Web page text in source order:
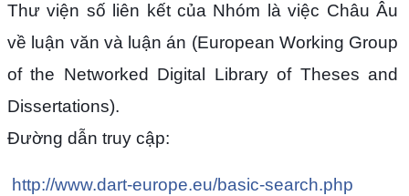
Thư viện số liên kết của Nhóm là việc Châu Âu
về luận văn và luận án (European Working Group
of the Networked Digital Library of Theses and
Dissertations).
Đường dẫn truy cập:
http://www.dart-europe.eu/basic-search.php